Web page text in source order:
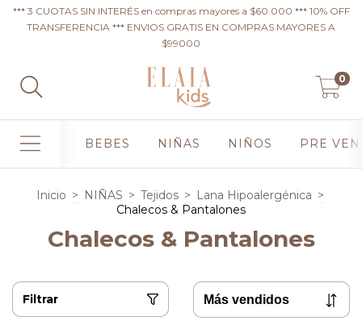
*** 3 CUOTAS SIN INTERÉS en compras mayores a $60.000 *** 10% OFF
TRANSFERENCIA *** ENVIOS GRATIS EN COMPRAS MAYORES A
$99000
0
BEBES NIÑAS NIÑOS PRE
Inicio > NIÑAS > Tejidos > Lana Hipoalergénica >
Chalecos & Pantalones
Chalecos & Pantalones
Filtrar